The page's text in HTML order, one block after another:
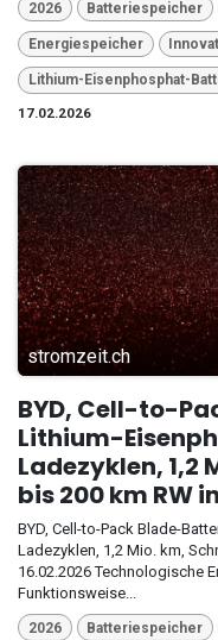
2026 Batteriespeicher
Energiespeicher
Lithium-Eisenphosphat-
17.02.2026
stromzeit.ch
BYD, Cell-to-
Lithium-
Ladezyklen, 1,2
bis 200 km RW
BYD, Cell-to-Pack Blade-
Ladezyklen, 1,2 Mio. km,
16.02.2026 Technologische
Funktionsweise...
2026 Batteriespeicher